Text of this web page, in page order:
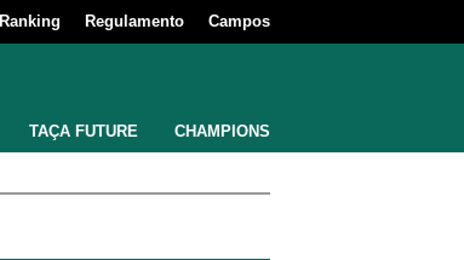
Ranking Regulamento Campos
TAÇA FUTURE CHAMPIONS